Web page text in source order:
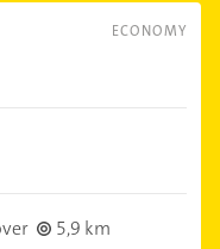
ECONOMY
5,9 km